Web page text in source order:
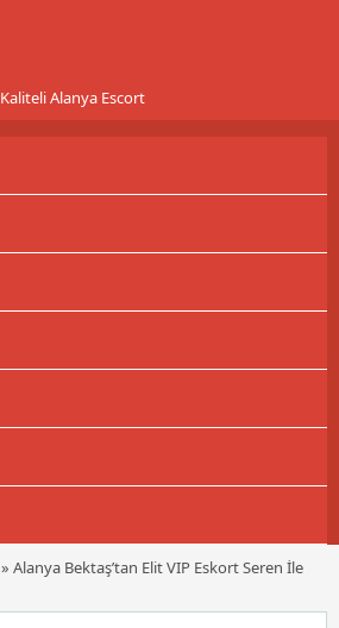
Kaliteli Alanya Escort
» Alanya Bektaş’tan Elit VIP Eskort Seren İle